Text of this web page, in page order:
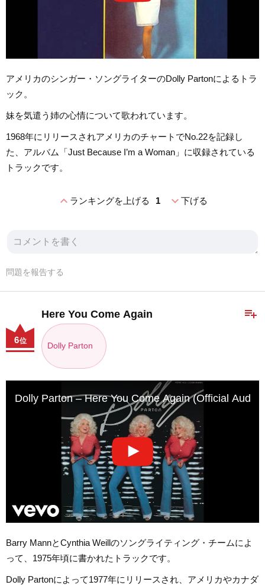
アメリカのシンガー・ソングライターのDolly Partonによるトラ
ック。
妹を気遣う姉の心情について歌われています。
1968年にリリースされアメリカのチャートでNo.22を記録し
た、アルバム「Just Because I’m a Woman」に収録されている
トラックです。
expand_lessランキングを上げる 1 expand_more下げる
問題を報告する
playlist_add
Here You Come Again
Dolly Parton
6位
Dolly Parton – Here You Come Again (Official Audio)
Barry MannとCynthia Weillのソングライティング・チームによ
って、1975年頃に書かれたトラックです。
Dolly Partonによって1977年にリリースされ、アメリカやカナダ